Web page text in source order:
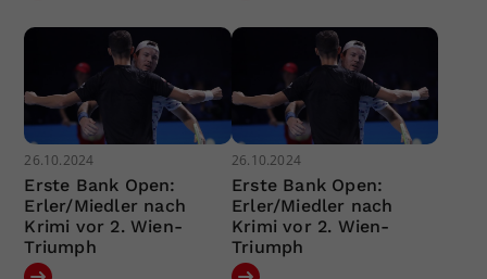
26.10.2024
Erste Bank Open:
Erler/Miedler nach
Krimi vor 2. Wien-
Triumph
26.10.2024
Erste Bank Open:
Erler/Miedler nach
Krimi vor 2. Wien-
Triumph